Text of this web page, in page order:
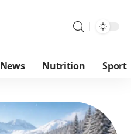
News Nutrition Sport